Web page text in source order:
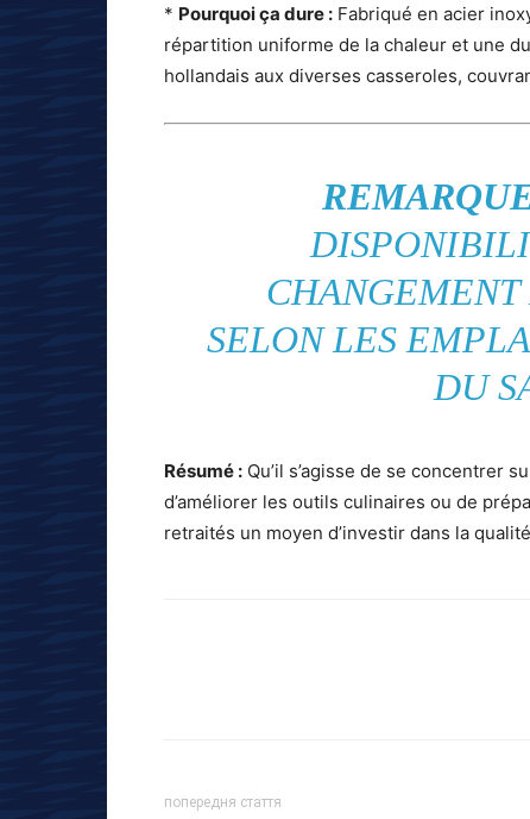
* Pourquoi ça dure : Fabriqué en acier
répartition uniforme de la chaleur et une
hollandais aux diverses casseroles,
SELON LES
DU
Résumé : Qu’il s’agisse de se concentrer
d’améliorer les outils culinaires ou de
retraités un moyen d’investir dans la
попередня стаття